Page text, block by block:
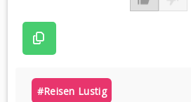
#reisen Lustig